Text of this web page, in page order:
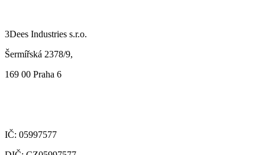
3Dees Industries s.r.o.
Šermířská 2378/9,
169 00 Praha 6
IČ: 05997577